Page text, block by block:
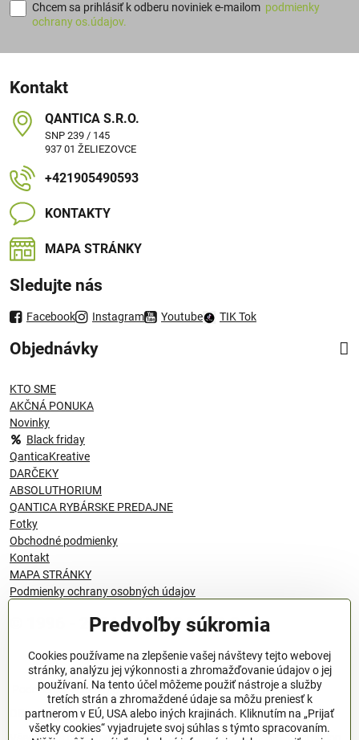
Chcem sa prihlásiť k odberu noviniek e-mailom podmienky
ochrany os.údajov.
Kontakt
QANTICA S​.R​.O​.
SNP 239 / 145
937 01 ŽELIEZOVCE
+421905490593
KONTAKTY
MAPA STRÁNKY
Sledujte nás
Facebook Instagram Youtube TIK Tok
Objednávky
KTO SME
AKČNÁ PONUKA
Novinky
Black friday
QanticaKreative
DARČEKY
ABSOLUTHORIUM
QANTICA RYBÁRSKE PREDAJNE
Fotky
Obchodné podmienky
Kontakt
MAPA STRÁNKY
Podmienky ochrany osobných údajov
© 1996 - 2024 QANTICA S.R.O
Podmienky ochrany osobných údajov
OBCHODNÉ PODMIENKY
Všeobecné nariadenie o bezpečnosti produktov (GPSR), Regulation
Predvoľby súkromia
Cookies používame na zlepšenie vašej návštevy tejto webovej
stránky, analýzu jej výkonnosti a zhromažďovanie údajov o jej
používaní. Na tento účel môžeme použiť nástroje a služby
tretích strán a zhromaždené údaje sa môžu preniesť k
partnerom v EÚ, USA alebo iných krajinách. Kliknutím na „Prijať
všetky cookies“ vyjadrujete svoj súhlas s týmto spracovaním.